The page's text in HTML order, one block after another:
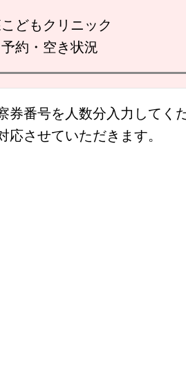
どもクリニック
予約・空き状況
番号を人数分入力してく
させていただきます。